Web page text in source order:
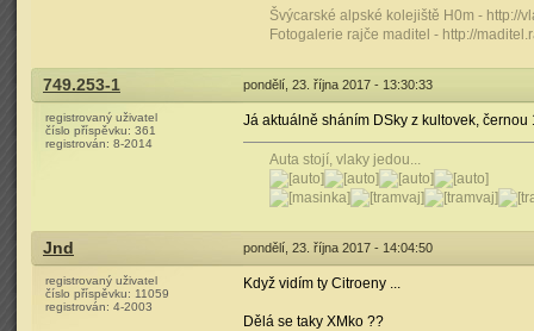
Švýcarské alpské kolejiště H0m - http://
Fotogalerie rajče maditel - http://
749.253-1 pondělí, 23. října 2017 - 13:30:33
registrovaný uživatel
číslo příspěvku: 361
registrován: 8-2014
Já aktuálně sháním DSky z kultovek, černou
Auta stojí, vlaky jedou...
Jnd pondělí, 23. října 2017 - 14:04:50
registrovaný uživatel
číslo příspěvku: 11059
registrován: 4-2003
Když vidím ty Citroeny ...
Dělá se taky XMko ??